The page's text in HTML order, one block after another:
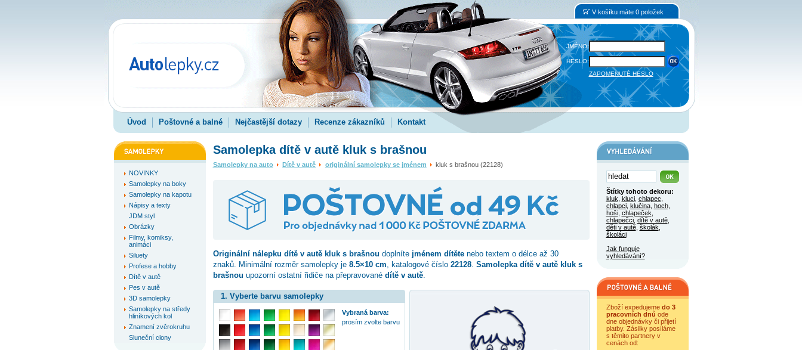
V košíku máte 0 položek
JMÉNO:
HESLO:
ZAPOMENUTÉ HESLO
Úvod Poštovné a balné Nejčastější dotazy Recenze zákazníků Kontakt
NOVINKY
Samolepky na boky
Samolepky na kapotu
Nápisy a texty
JDM styl
Obrázky
Filmy, komiksy,
animáci
Siluety
Profese a hobby
Dítě v autě
Pes v autě
3D samolepky
Samolepky na středy
hliníkových kol
Znamení zvěrokruhu
Sluneční clony
Samolepka dítě v autě kluk s brašnou
Samolepky na auto Dítě v autě originální samolepky se jménem kluk s brašnou (22128)
Originální nálepku dítě v autě kluk s brašnou doplníte jménem dítětenebo textem o délce až 30
znaků. Minimální rozměr samolepky je 8.5×10 cm, katalogové číslo 22128. Samolepka dítě v autě kluk s
brašnou upozorní ostatní řidiče na přepravované dítě v autě.
1. Vyberte barvu samolepky
Vybraná barva:
prosím zvolte barvu
Štítky tohoto dekoru:
kluk kluci, chlapec
chlapci, klučina, hoch,
hoši, chlapeček
chlapečci, dítě v autě,
děti v autě, školák
školáci
Jak funguje
vyhledávání?
Zboží expedujeme do 3
pracovních dnů ode
dne objednávky či přijetí
platby. Zásilky posíláme
s těmito partnery v
cenách od: